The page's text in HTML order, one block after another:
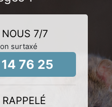
7/7
surtaxé
76 25